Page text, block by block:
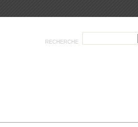
RECHERCHE